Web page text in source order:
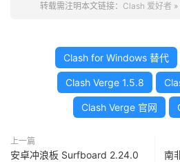
转载需注明本文链接： Clash 爱好者 »
Clash for Windows 替代
Clash Verge 1.5.8
Clash Verge 官网
上一篇
安卓冲浪板 Surfboard 2.24.0
南